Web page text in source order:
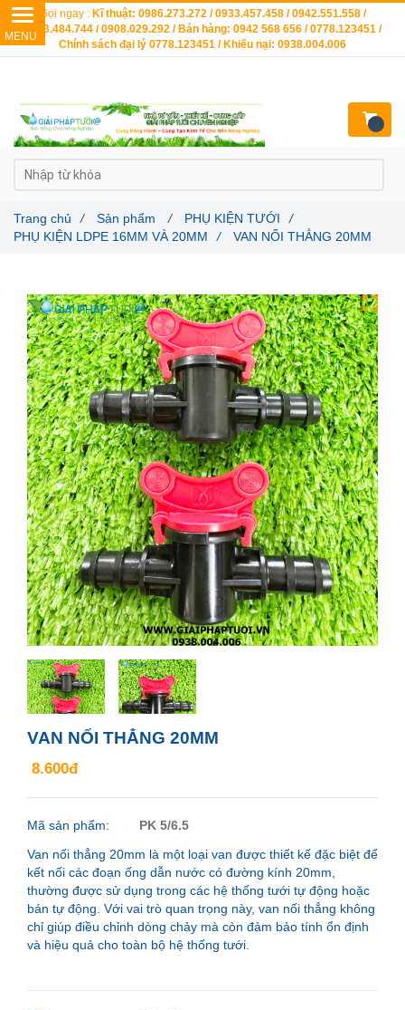
VAN NỐI THẲNG 20MM
8.600đ
Mã sản phẩm:
PK 5/6.5
Van nối thẳng 20mm là một loại van được thiết kế đặc biệt để
kết nối các đoạn ống dẫn nước có đường kính 20mm,
thường được sử dụng trong các hệ thống tưới tự động hoặc
bán tự động. Với vai trò quan trọng này, van nối thẳng không
chỉ giúp điều chỉnh dòng chảy mà còn đảm bảo tính ổn định
và hiệu quả cho toàn bộ hệ thống tưới.
Trang chủ / Sản phẩm / PHỤ KIỆN TƯỚI
/
PHỤ KIỆN LDPE 16MM VÀ 20MM
/ VAN NỐI THẲNG 20MM
Gọi ngay : Kĩ thuật: 0986.273.272 / 0933.457.458 / 0942.551.558 /
0903.484.744 / 0908.029.292 / Bán hàng: 0942 568 656 / 0778.123451 /
Chính sách đại lý 0778.123451 / Khiếu nại: 0938.004.006